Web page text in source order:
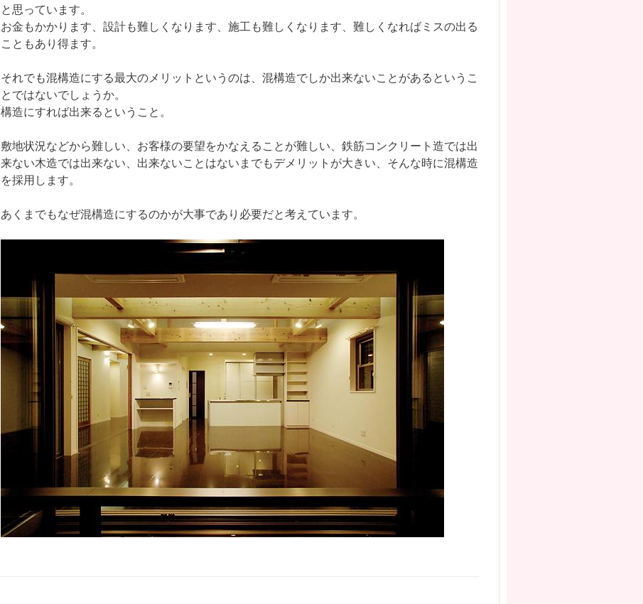
と思っています。
お金もかかります、設計も難しくなります、施工も難しくなります、難しくなればミスの出る
こともあり得ます。
それでも混構造にする最大のメリットというのは、混構造でしか出来ないことがあるというこ
とではないでしょうか。
構造にすれば出来るということ。
敷地状況などから難しい、お客様の要望をかなえることが難しい、鉄筋コンクリート造では出
来ない木造では出来ない、出来ないことはないまでもデメリットが大きい、そんな時に混構造
を採用します。
あくまでもなぜ混構造にするのかが大事であり必要だと考えています。